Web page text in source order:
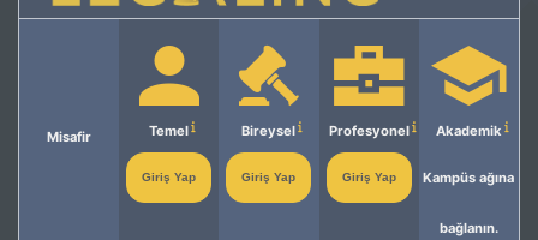
Misafir Temel
Giriş Yap
Bireysel
Giriş Yap
Profesyonel
Giriş Yap
Akademik
Kampüs ağına
bağlanın.